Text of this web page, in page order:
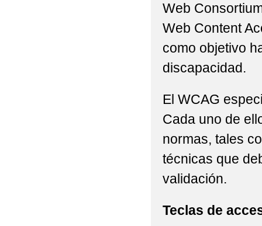
Web
Web Content
como objetivo
discapacidad.
El WCAG
Cada uno de
normas, tales
técnicas que
validación.
Teclas de